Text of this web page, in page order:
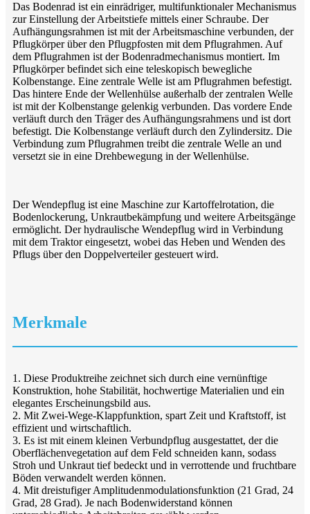
Das Bodenrad ist ein einrädriger, multifunktionaler Mechanismus
zur Einstellung der Arbeitstiefe mittels einer Schraube. Der
Aufhängungsrahmen ist mit der Arbeitsmaschine verbunden, der
Pflugkörper über den Pflugpfosten mit dem Pflugrahmen. Auf
dem Pflugrahmen ist der Bodenradmechanismus montiert. Im
Pflugkörper befindet sich eine teleskopisch bewegliche
Kolbenstange. Eine zentrale Welle ist am Pflugrahmen befestigt.
Das hintere Ende der Wellenhülse außerhalb der zentralen Welle
ist mit der Kolbenstange gelenkig verbunden. Das vordere Ende
verläuft durch den Träger des Aufhängungsrahmens und ist dort
befestigt. Die Kolbenstange verläuft durch den Zylindersitz. Die
Verbindung zum Pflugrahmen treibt die zentrale Welle an und
versetzt sie in eine Drehbewegung in der Wellenhülse.
Der Wendepflug ist eine Maschine zur Kartoffelrotation, die
Bodenlockerung, Unkrautbekämpfung und weitere Arbeitsgänge
ermöglicht. Der hydraulische Wendepflug wird in Verbindung
mit dem Traktor eingesetzt, wobei das Heben und Wenden des
Pflugs über den Doppelverteiler gesteuert wird.
Merkmale
1. Diese Produktreihe zeichnet sich durch eine vernünftige
Konstruktion, hohe Stabilität, hochwertige Materialien und ein
elegantes Erscheinungsbild aus.
2. Mit Zwei-Wege-Klappfunktion, spart Zeit und Kraftstoff, ist
effizient und wirtschaftlich.
3. Es ist mit einem kleinen Verbundpflug ausgestattet, der die
Oberflächenvegetation auf dem Feld schneiden kann, sodass
Stroh und Unkraut tief bedeckt und in verrottende und fruchtbare
Böden verwandelt werden können.
4. Mit dreistufiger Amplitudenmodulationsfunktion (21 Grad, 24
Grad, 28 Grad). Je nach Bodenwiderstand können